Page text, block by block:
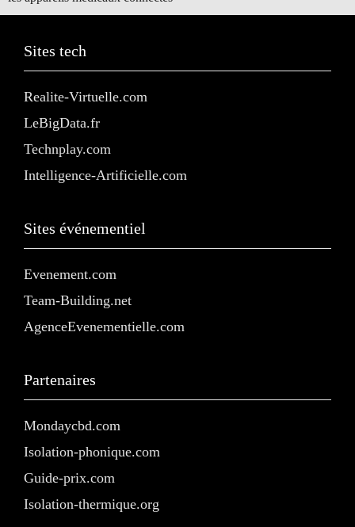
Sites tech
Realite-Virtuelle.com
LeBigData.fr
Technplay.com
Intelligence-Artificielle.com
Sites événementiel
Evenement.com
Team-Building.net
AgenceEvenementielle.com
Partenaires
Mondaycbd.com
Isolation-phonique.com
Guide-prix.com
Isolation-thermique.org